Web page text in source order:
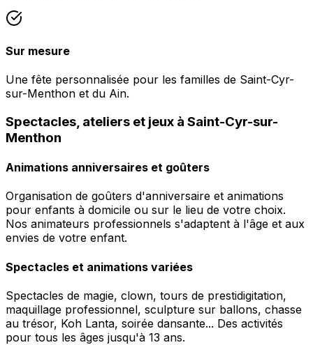
Sur mesure
Une fête personnalisée pour les familles de Saint-Cyr-
sur-Menthon et du Ain.
Spectacles, ateliers et jeux à Saint-Cyr-sur-
Menthon
Animations anniversaires et goûters
Organisation de goûters d'anniversaire et animations
pour enfants à domicile ou sur le lieu de votre choix.
Nos animateurs professionnels s'adaptent à l'âge et aux
envies de votre enfant.
Spectacles et animations variées
Spectacles de magie, clown, tours de prestidigitation,
maquillage professionnel, sculpture sur ballons, chasse
au trésor, Koh Lanta, soirée dansante... Des activités
pour tous les âges jusqu'à 13 ans.